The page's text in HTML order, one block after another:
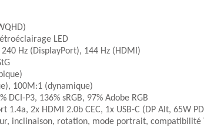
LED
240 Hz (DisplayPort), 144 Hz (HDMI)
100M:1 (dynamique)
DCI-P3, 136% sRGB, 97% Adobe RGB
1.4a, 2x HDMI 2.0b CEC, 1x USB-C (DP Alt, 65W
inclinaison, rotation, mode portrait, compatibilité